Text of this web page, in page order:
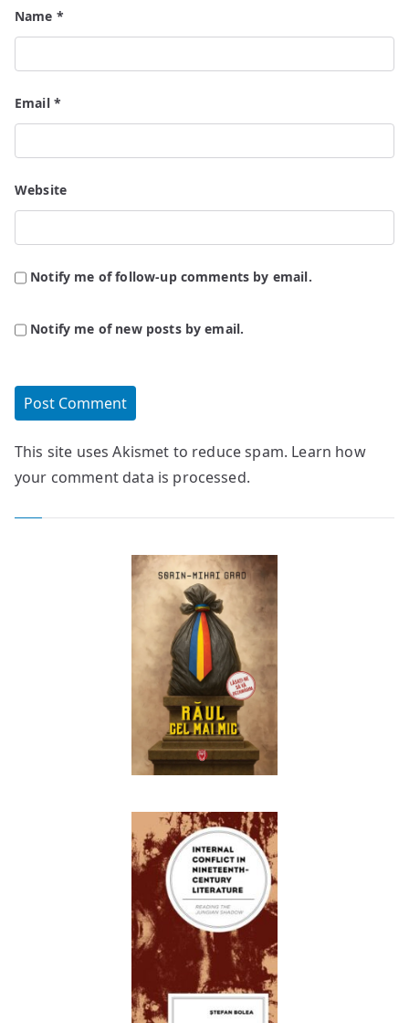
Name *
Email *
Website
Notify me of follow-up comments by email.
Notify me of new posts by email.
This site uses Akismet to reduce spam. Learn how
your comment data is processed.